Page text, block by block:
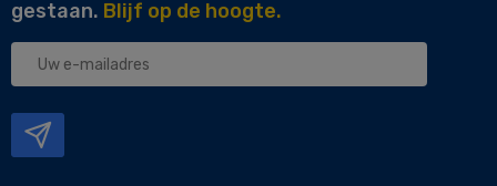
gestaan. Blijf op de hoogte.
Uw